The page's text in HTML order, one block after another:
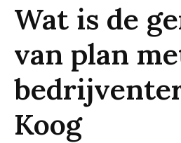
Wat is de
van plan
Koog